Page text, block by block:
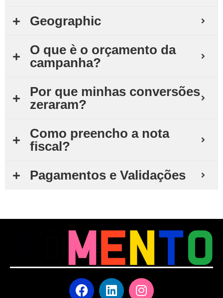
Geographic
O que è o orçamento da
campanha?
Por que minhas conversões
zeraram?
Como preencho a nota
fiscal?
Pagamentos e Validações